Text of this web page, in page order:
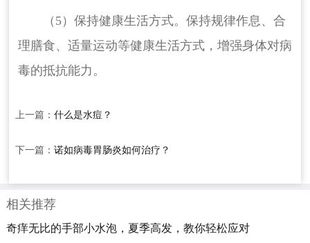
（5）保持健康生活方式。保持规律作息、合
理膳食、适量运动等健康生活方式，增强身体对病
毒的抵抗能力。
上一篇： 什么是水痘？
下一篇： 诺如病毒胃肠炎如何治疗？
相关推荐
奇痒无比的手部小水泡，夏季高发，教你轻松应对